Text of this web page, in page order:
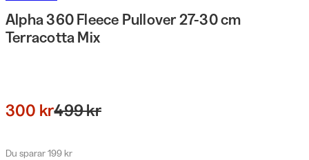
Alpha 360 Fleece Pullover 27-30 cm
Terracotta Mix
300 kr499 kr
Du sparar 199 kr